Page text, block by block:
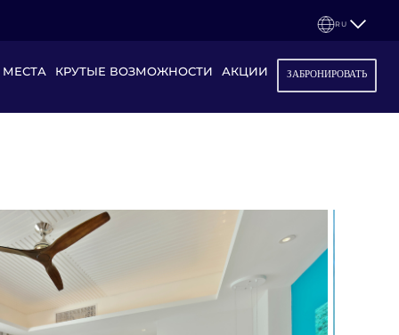
RU
МЕСТА КРУТЫЕ ВОЗМОЖНОСТИ АКЦИИ ЗАБРОНИРОВАТЬ